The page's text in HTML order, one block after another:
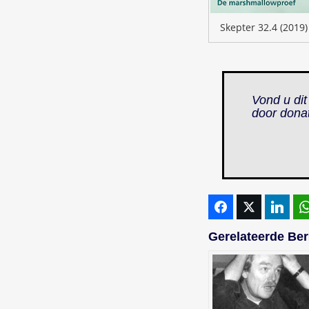
Skepter 32.4 (2019)
Vond u
door
Gerelateerde